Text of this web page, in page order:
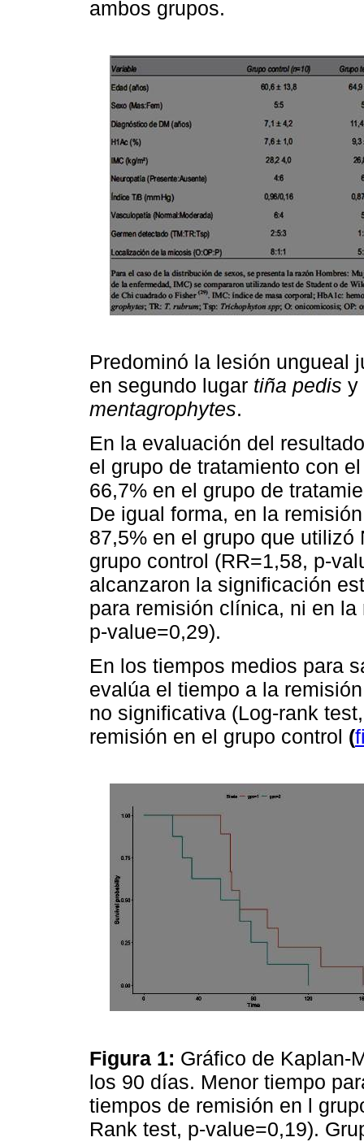
ambos grupos.
Predominó la lesión ungueal
en segundo lugar tiña pedis y
mentagrophytes.
En la evaluación del
el grupo de tratamiento con
66,7% en el grupo de
De igual forma, en la
87,5% en el grupo que
grupo control (RR=1,58, p-
alcanzaron la significación
para remisión clínica, ni en
p-value=0,29).
En los tiempos medios para
evalúa el tiempo a la
no significativa (Log-rank
remisión en el grupo control (
Figura 1: Gráfico de Kaplan-
los 90 días. Menor tiempo
tiempos de remisión en l
Rank test, p-value=0,19).